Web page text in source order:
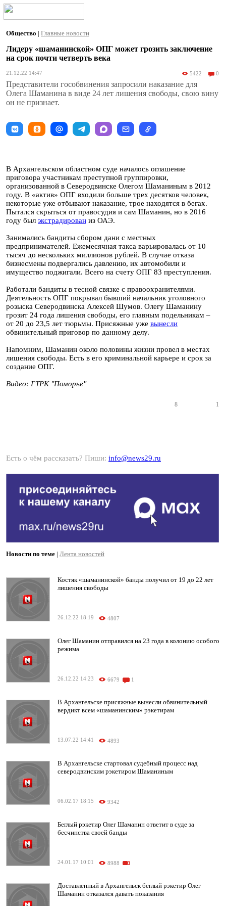
Общество | Главные новости
Лидеру «шаманинской» ОПГ может грозить заключение
на срок почти четверть века
21.12.22 14:47 5422 0
Представители гособвинения запросили наказание для
Олега Шаманина в виде 24 лет лишения свободы, свою вину
он не признает.
В Архангельском областном суде началось оглашение
приговора участникам преступной группировки,
организованной в Северодвинске Олегом Шаманиным в 2012
году. В «актив» ОПГ входили больше трех десятков человек,
некоторые уже отбывают наказание, трое находятся в бегах.
Пытался скрыться от правосудия и сам Шаманин, но в 2016
году был экстрадирован из ОАЭ.
Занимались бандиты сбором дани с местных
предпринимателей. Ежемесячная такса варьировалась от 10
тысяч до нескольких миллионов рублей. В случае отказа
бизнесмены подвергались давлению, их автомобили и
имущество поджигали. Всего на счету ОПГ 83 преступления.
Работали бандиты в тесной связке с правоохранителями.
Деятельность ОПГ покрывал бывший начальник уголовного
розыска Северодвинска Алексей Шумов. Олегу Шаманину
грозит 24 года лишения свободы, его главным подельникам –
от 20 до 23,5 лет тюрьмы. Присяжные уже вынесли
обвинительный приговор по данному делу.
Напомним, Шаманин около половины жизни провел в местах
лишения свободы. Есть в его криминальной карьере и срок за
создание ОПГ.
Видео: ГТРК "Поморье"
8 1
Есть о чём рассказать? Пиши: info@news29.ru
Новости по теме | Лента новостей
Костяк «шаманинской» банды получил от 19 до 22 лет
лишения свободы
26.12.22 18:19 4807
Олег Шаманин отправился на 23 года в колонию особого
режима
26.12.22 14:23 6679 1
В Архангельске присяжные вынесли обвинительный
вердикт всем «шаманинским» рэкетирам
13.07.22 14:41 4893
В Архангельске стартовал судебный процесс над
северодвинским рэкетиром Шаманиным
06.02.17 18:15 9342
Беглый рэкетир Олег Шаманин ответит в суде за
бесчинства своей банды
24.01.17 10:01 8988
Доставленный в Архангельск беглый рэкетир Олег
Шаманин отказался давать показания